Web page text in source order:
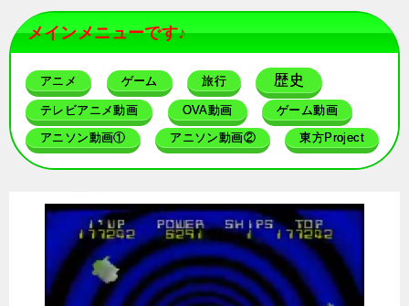
メインメニューです♪
アニメ ゲーム 旅行 歴史
テレビアニメ動画 OVA動画 ゲーム動画
アニソン動画① アニソン動画② 東方Project